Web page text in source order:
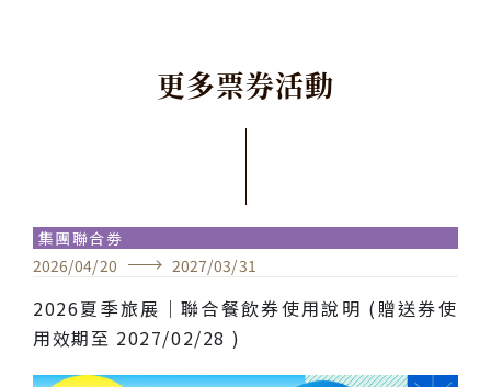
更多票券活動
集團聯合劵
2026/04/20 2027/03/31
2026夏季旅展｜聯合餐飲券使用說明 (贈送券使
用效期至 2027/02/28 )